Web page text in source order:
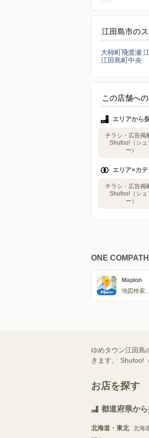
江田島市の
大柿町飛渡瀬
江田島町中央
この店舗へ
エリアから
チラシ・広告掲
Shufoo!（シュ
ー）
エリア×カ
チラシ・広告掲
Shufoo!（シュ
ー）
ONE
Mapion
地図検索
ゆめタウン江田島
きます。 Shufoo!
お店を探す
都道府県か
北海道・東北 北海